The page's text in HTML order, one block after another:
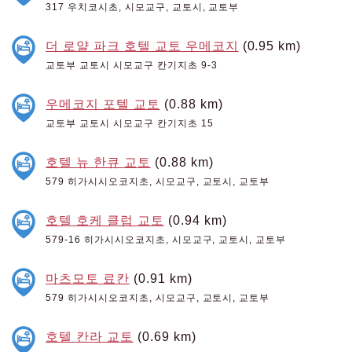
317 우치코시초, 시모교구, 교토시, 교토부
더 로얄 파크 호텔 교토 우메코지 (0.95 km)
교토부 교토시 시모교구 칸기지초 9-3
우메코지 포텔 교토 (0.88 km)
교토부 교토시 시모교구 칸기지초 15
호텔 뉴 한큐 교토 (0.88 km)
579 히가시시오코지초, 시모교구, 교토시, 교토부
호텔 호케 클럽 교토 (0.94 km)
579-16 히가시시오코지초, 시모교구, 교토시, 교토부
마츠모토 료칸 (0.91 km)
579 히가시시오코지초, 시모교구, 교토시, 교토부
호텔 칸라 교토 (0.69 km)